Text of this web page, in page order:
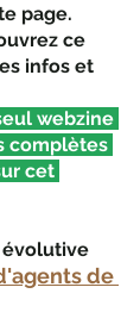
page.
ce
infos et
webzine
complètes
cet
évolutive
de